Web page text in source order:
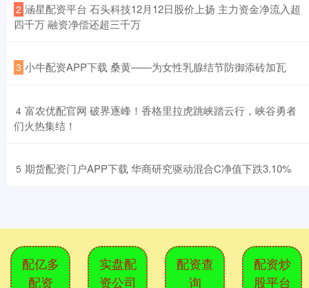
2 ​涵星配资平台 石头科技12月12日股价上扬 主力资金净流入超
四千万 融资净偿还超三千万
3 ​小牛配资APP下载 桑黄——为女性乳腺结节防御添砖加瓦
4 ​富农优配官网 破界逐峰！香格里拉虎跳峡踏云行，峡谷勇者
们火热集结！
5 ​期货配资门户APP下载 华商研究驱动混合C净值下跌3.10%
配亿多
配资
实盘配
资公司
配资查
询
配资炒
股平台